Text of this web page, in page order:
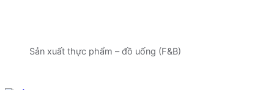
Sản xuất thực phẩm – đồ uống (F&B)